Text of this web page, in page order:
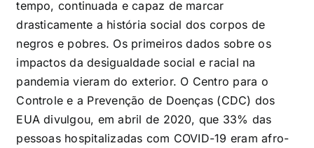
tempo, continuada e capaz de marcar
drasticamente a história social dos corpos de
negros e pobres. Os primeiros dados sobre os
impactos da desigualdade social e racial na
pandemia vieram do exterior. O Centro para o
Controle e a Prevenção de Doenças (CDC) dos
EUA divulgou, em abril de 2020, que 33% das
pessoas hospitalizadas com COVID-19 eram afro-